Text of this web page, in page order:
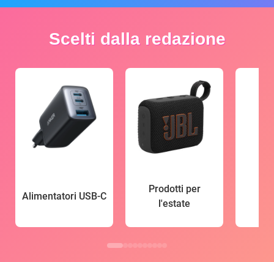
Scelti dalla redazione
Alimentatori USB-C
Prodotti per
l'estate